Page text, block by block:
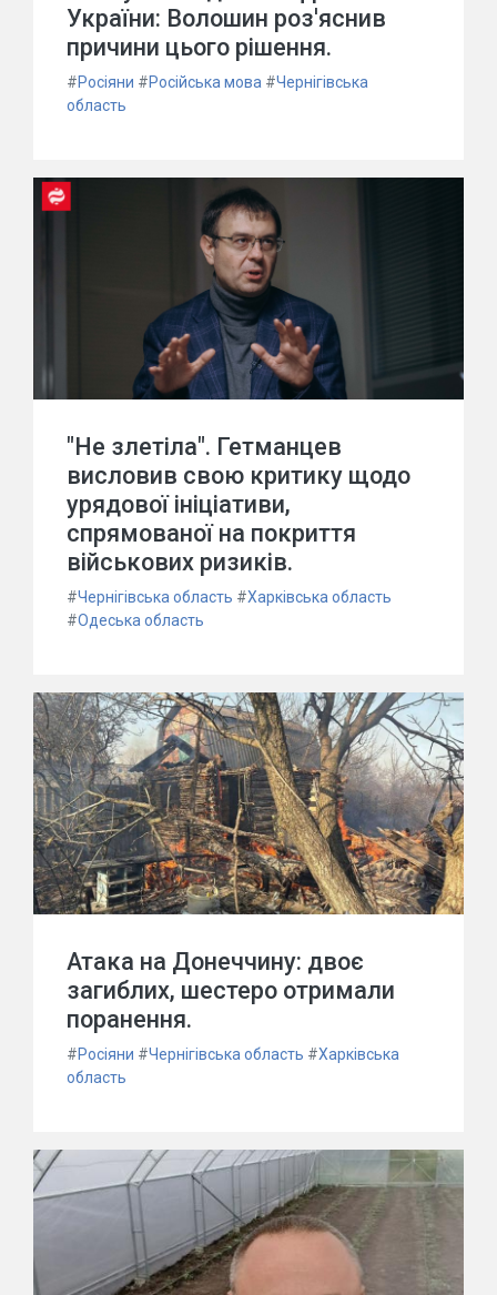
України: Волошин роз'яснив
причини цього рішення.
#Росіяни #Російська мова #Чернігівська
область
"Не злетіла". Гетманцев
висловив свою критику щодо
урядової ініціативи,
спрямованої на покриття
військових ризиків.
#Чернігівська область #Харківська область
#Одеська область
Атака на Донеччину: двоє
загиблих, шестеро отримали
поранення.
#Росіяни #Чернігівська область #Харківська
область